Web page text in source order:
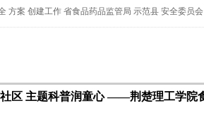
方案 创建工作 省食品药品监管局 示范县 安全委员会
区 主题科普润童心 ——荆楚理工学院